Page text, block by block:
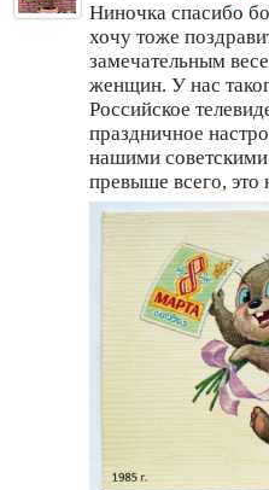
Ниночка спасибо
хочу тоже
замечательным
женщин. У нас
Российское
праздничное
нашими советскими
превыше всего, это